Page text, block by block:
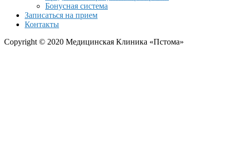
Бонусная система
Записаться на прием
Контакты
Copyright © 2020 Медицинская Клиника «Пстома»